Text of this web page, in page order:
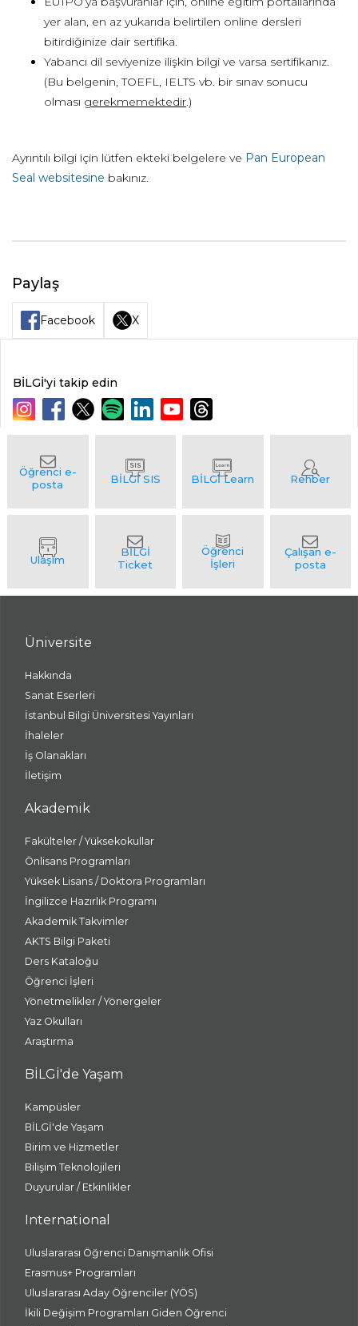
yer alan, en az yukarıda belirtilen online dersleri
bitirdiğinize dair sertifika.
Yabancı dil seviyenize ilişkin bilgi ve varsa sertifikanız.
(Bu belgenin, TOEFL, IELTS vb. bir sınav sonucu
olması gerekmemektedir.)
Ayrıntılı bilgi için lütfen ekteki belgelere ve Pan European
Seal websitesine bakınız.
Paylaş
Facebook X
BİLGİ'yi takip edin
Üniversite
Hakkında
Sanat Eserleri
İstanbul Bilgi Üniversitesi Yayınları
İhaleler
İş Olanakları
İletişim
Akademik
Fakülteler / Yüksekokullar
Önlisans Programları
Yüksek Lisans / Doktora Programları
İngilizce Hazırlık Programı
Akademik Takvimler
AKTS Bilgi Paketi
Ders Kataloğu
Öğrenci İşleri
Yönetmelikler / Yönergeler
Yaz Okulları
Araştırma
BİLGİ'de Yaşam
Kampüsler
BİLGİ'de Yaşam
Birim ve Hizmetler
Bilişim Teknolojileri
Duyurular / Etkinlikler
International
Uluslararası Öğrenci Danışmanlık Ofisi
Erasmus+ Programları
Uluslararası Aday Öğrenciler (YÖS)
İkili Değişim Programları Giden Öğrenci